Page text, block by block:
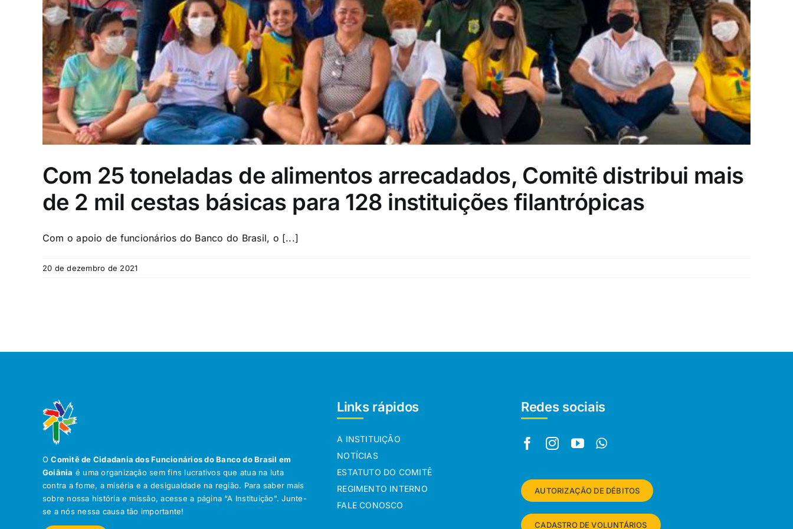
Com 25 toneladas de alimentos arrecadados, Comitê distribui mais
de 2 mil cestas básicas para 128 instituições filantrópicas
Com o apoio de funcionários do Banco do Brasil, o [...]
20 de dezembro de 2021
OComitê de Cidadania dos Funcionários do Banco do Brasil em
Goiânia é uma organização sem fins lucrativos que atua na luta
contra a fome, a miséria e a desigualdade na região. Para saber mais
sobre nossa história e missão, acesse a página “A Instituição”. Junte-
se a nós nessa causa tão importante!
Links rápidos
A INSTITUIÇÃO
NOTÍCIAS
ESTATUTO DO COMITÊ
REGIMENTO INTERNO
FALE CONOSCO
Redes sociais
AUTORIZAÇÃO DE DÉBITOS
CADASTRO DE VOLUNTÁRIOS